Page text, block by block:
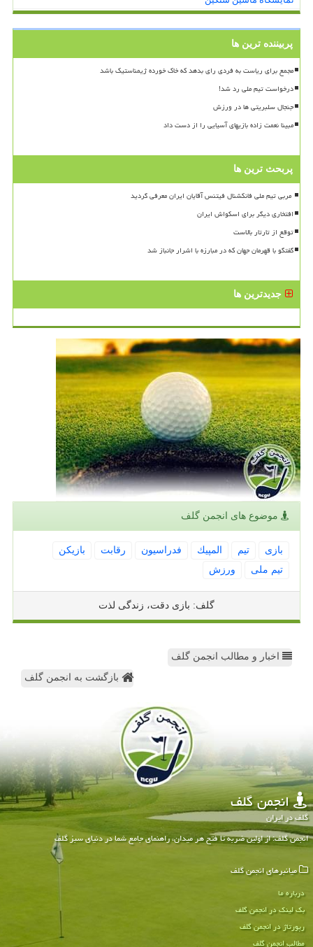
پربیننده ترین ها
مجمع برای ریاست به فردی رای بدهد که خاک خورده ژیمناستیک باشد
درخواست تیم ملی رد شد!
جنجال سلبریتی ها در ورزش
مبینا نعمت زاده بازیهای آسیایی را از دست داد
پربحث ترین ها
افتخاری دیگر برای اسکواش ایران
توقع از تارتار بالاست
گفتگو با قهرمان جهان که در مبارزه با اشرار جانباز شد
جدیدترین ها
موضوع های انجمن گلف
بازی تیم المپیك فدراسیون رقابت
بازیكن
تیم ملی
ورزش
گلف: بازی دقت، زندگی لذت
اخبار و مطالب انجمن گلف
بازگشت به انجمن گلف
انجمن گلف
گلف در ایران
انجمن گلف: از اولین ضربه تا فتح هر میدان، راهنمای جامع شما در دنیای سبز گلف
میانبرهای انجمن گلف
درباره ما
بک لینک در انجمن گلف
رپورتاژ در انجمن گلف
مطالب انجمن گلف